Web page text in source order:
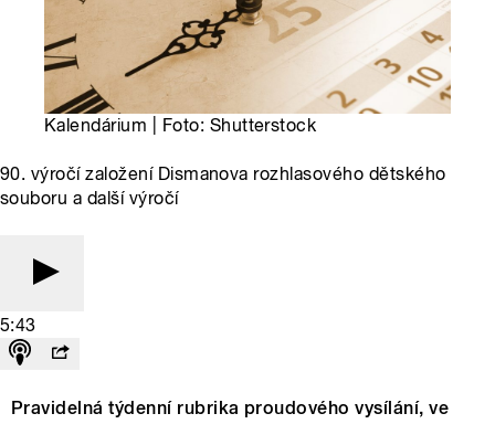
Kalendárium | Foto: Shutterstock
90. výročí založení Dismanova rozhlasového dětského
souboru a další výročí
5:43
Pravidelná týdenní rubrika proudového vysílání, ve